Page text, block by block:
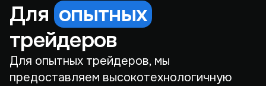
Дляопытных
трейдеров
Для опытных трейдеров, мы
предоставляем высокотехнологичную